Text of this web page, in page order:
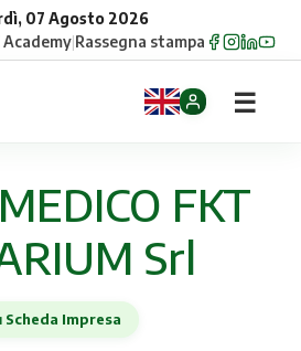
07 Agosto 2026
Academy|Rassegna stampa
☰
FKT
Srl
Scheda Impresa